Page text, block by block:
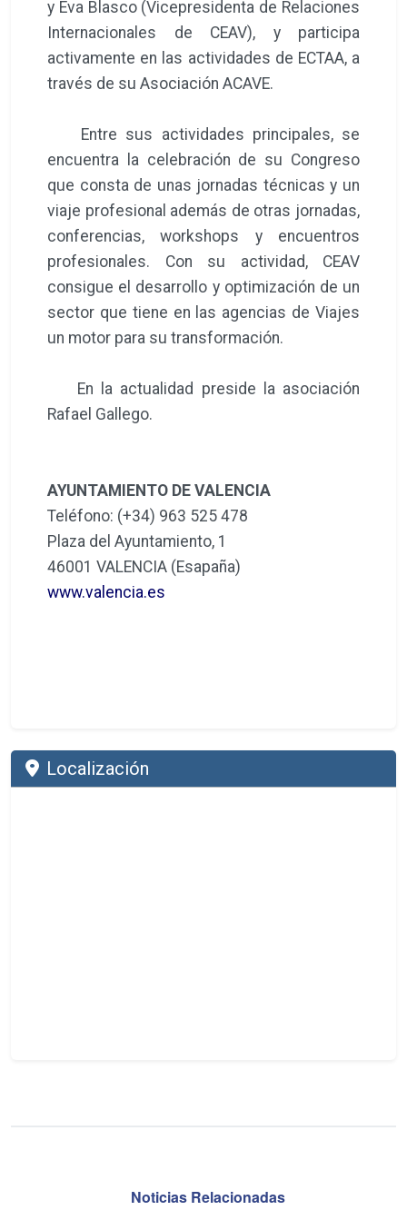
y Eva Blasco (Vicepresidenta de Relaciones
Internacionales de CEAV), y participa
activamente en las actividades de ECTAA, a
través de su Asociación ACAVE.
Entre sus actividades principales, se
encuentra la celebración de su Congreso
que consta de unas jornadas técnicas y un
viaje profesional además de otras jornadas,
conferencias, workshops y encuentros
profesionales. Con su actividad, CEAV
consigue el desarrollo y optimización de un
sector que tiene en las agencias de Viajes
un motor para su transformación.
En la actualidad preside la asociación
Rafael Gallego.
AYUNTAMIENTO DE VALENCIA
Teléfono: (+34) 963 525 478
Plaza del Ayuntamiento, 1
46001 VALENCIA (Esapaña)
www.valencia.es
Localización
Noticias Relacionadas